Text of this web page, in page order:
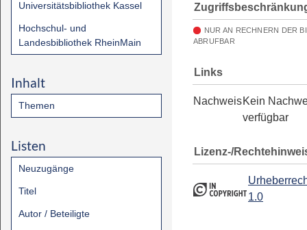
Universitätsbibliothek Kassel
Hochschul- und
Landesbibliothek RheinMain
Inhalt
Themen
Listen
Neuzugänge
Titel
Autor / Beteiligte
NUR AN RECHNERN DER
ABRUFBAR
Links
NachweisKein
verfügbar
Lizenz-/
1.0